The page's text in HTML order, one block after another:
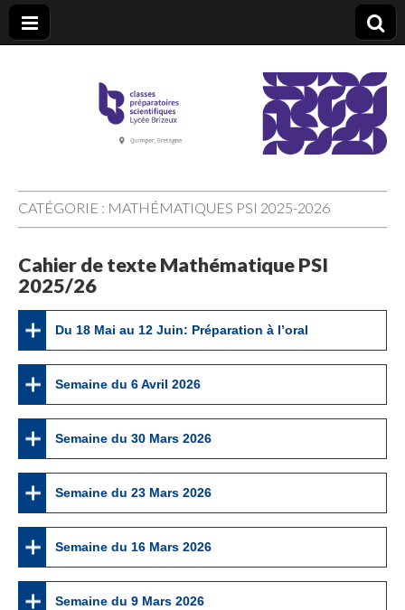
CPGE Brizeux
CATÉGORIE : MATHÉMATIQUES PSI 2025-2026
Cahier de texte Mathématique PSI
2025/26
Du 18 Mai au 12 Juin: Préparation à l’oral
Semaine du 6 Avril 2026
Semaine du 30 Mars 2026
Semaine du 23 Mars 2026
Semaine du 16 Mars 2026
Semaine du 9 Mars 2026